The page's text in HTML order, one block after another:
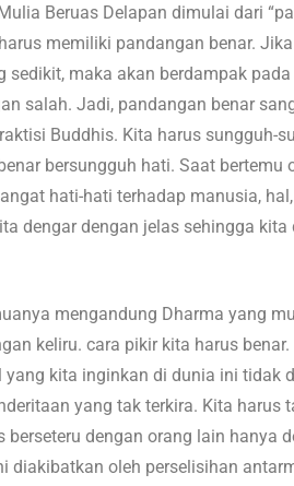
Beruas Delapan dimulai dari
memiliki pandangan benar.
maka akan berdampak pada
salah. Jadi, pandangan benar
Buddhis. Kita harus sungguh-
bersungguh hati. Saat bertemu
hati-hati terhadap manusia,
dengar dengan jelas sehingga kita
mengandung Dharma yang
keliru. cara pikir kita harus benar.
yang kita inginkan di dunia ini tidak
yang tak terkira. Kita harus
dengan orang lain hanya
diakibatkan oleh perselisihan